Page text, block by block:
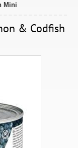
Mini
& Codfish